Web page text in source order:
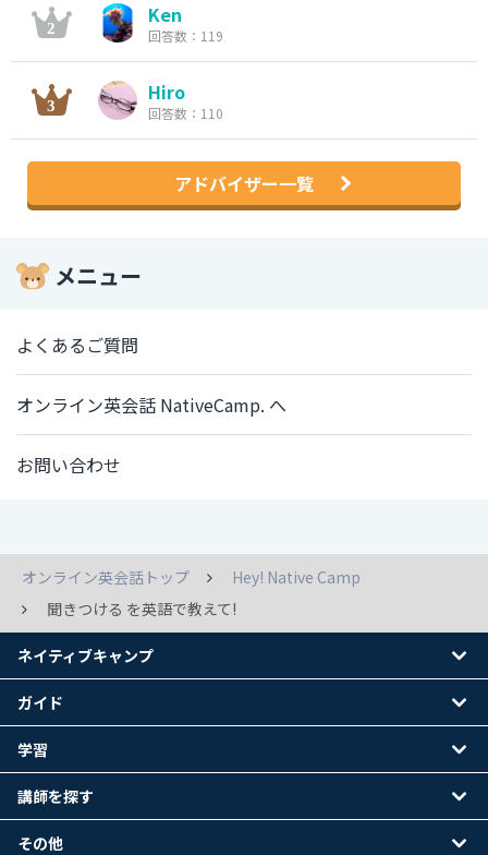
Ken
回答数：119
Hiro
回答数：110
アドバイザー一覧
メニュー
よくあるご質問
オンライン英会話 NativeCamp. へ
お問い合わせ
オンライン英会話トップ
Hey! Native Camp
聞きつける を英語で教えて!
ネイティブキャンプ
ガイド
学習
講師を探す
その他